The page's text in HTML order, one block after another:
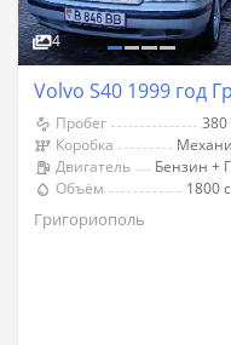
4
Volvo S40 1999 год
Пробег
380
Коробка
Двигатель
Объём
1800
Григориополь